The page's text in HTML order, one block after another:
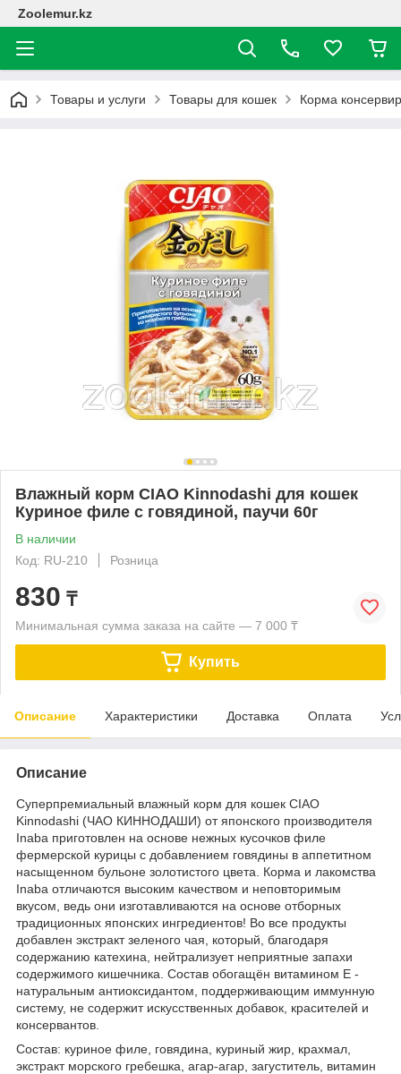
Zoolemur.kz
Товары и услуги Товары для кошек Корма
Влажный корм CIAO Kinnodashi для кошек
Куриное филе с говядиной, паучи 60г
В наличии
Код: RU-210
Розница
830 ₸
Минимальная сумма заказа на сайте — 7 000 ₸
Купить
Описание Характеристики Доставка Оплата
Описание
Суперпремиальный влажный корм для кошек CIAO
Kinnodashi (ЧАО КИННОДАШИ) от японского производителя
Inaba приготовлен на основе нежных кусочков филе
фермерской курицы с добавлением говядины в аппетитном
насыщенном бульоне золотистого цвета. Корма и лакомства
Inaba отличаются высоким качеством и неповторимым
вкусом, ведь они изготавливаются на основе отборных
традиционных японских ингредиентов! Во все продукты
добавлен экстракт зеленого чая, который, благодаря
содержанию катехина, нейтрализует неприятные запахи
содержимого кишечника. Состав обогащён витамином Е -
натуральным антиоксидантом, поддерживающим иммунную
систему, не содержит искусственных добавок, красителей и
консервантов.
Состав: куриное филе, говядина, куриный жир, крахмал,
экстракт морского гребешка, агар-агар, загуститель, витамин